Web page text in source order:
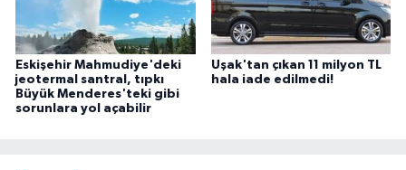
Eskişehir Mahmudiye'deki
jeotermal santral, tıpkı
Büyük Menderes'teki gibi
sorunlara yol açabilir
Uşak'tan çıkan 11 milyon TL
hala iade edilmedi!